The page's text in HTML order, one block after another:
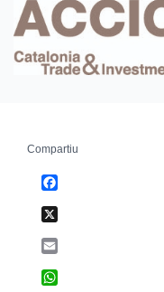
Compartiu